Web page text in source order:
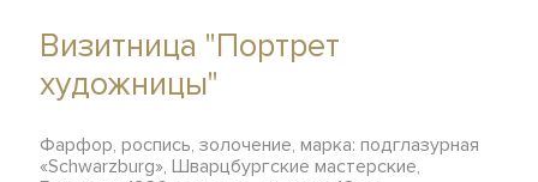
Визитница "Портрет
художницы"
Фарфор, роспись, золочение, марка: подглазурная
«Schwarzburg», Шварцбургские мастерские,